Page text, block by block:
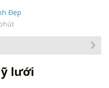
Đẹp
lưới